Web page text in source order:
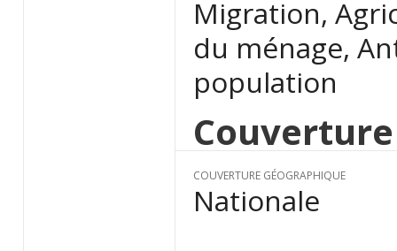
Migration,
du ménage,
population
Couverture
COUVERTURE GÉOGRAPHIQUE
Nationale